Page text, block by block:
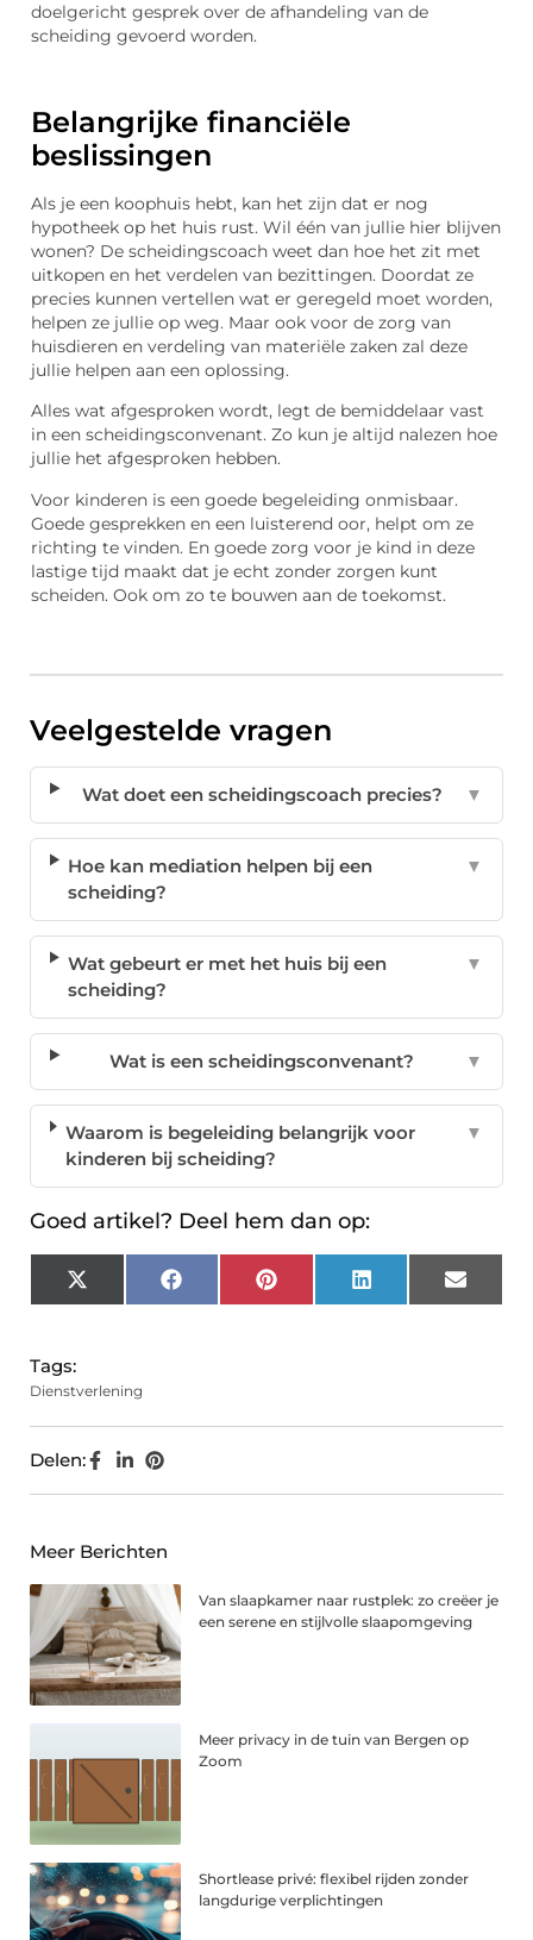
doelgericht gesprek over de afhandeling van de
scheiding gevoerd worden.
Belangrijke financiële
beslissingen
Als je een koophuis hebt, kan het zijn dat er nog
hypotheek op het huis rust. Wil één van jullie hier blijven
wonen? De scheidingscoach weet dan hoe het zit met
uitkopen en het verdelen van bezittingen. Doordat ze
precies kunnen vertellen wat er geregeld moet worden,
helpen ze jullie op weg. Maar ook voor de zorg van
huisdieren en verdeling van materiële zaken zal deze
jullie helpen aan een oplossing.
Alles wat afgesproken wordt, legt de bemiddelaar vast
in een scheidingsconvenant. Zo kun je altijd nalezen hoe
jullie het afgesproken hebben.
Voor kinderen is een goede begeleiding onmisbaar.
Goede gesprekken en een luisterend oor, helpt om ze
richting te vinden. En goede zorg voor je kind in deze
lastige tijd maakt dat je echt zonder zorgen kunt
scheiden. Ook om zo te bouwen aan de toekomst.
Veelgestelde vragen
Wat doet een scheidingscoach precies? ▼
Hoe kan mediation helpen bij een
scheiding?
▼
Wat gebeurt er met het huis bij een
scheiding?
▼
Wat is een scheidingsconvenant? ▼
Waarom is begeleiding belangrijk voor
kinderen bij scheiding?
▼
Goed artikel? Deel hem dan op:
X
(Twitter)
FacebookPinterest LinkedIn Email
Tags:
Dienstverlening
Delen:
Meer Berichten
Van slaapkamer naar rustplek: zo creëer je
een serene en stijlvolle slaapomgeving
Meer privacy in de tuin van Bergen op
Zoom
Shortlease privé: flexibel rijden zonder
langdurige verplichtingen